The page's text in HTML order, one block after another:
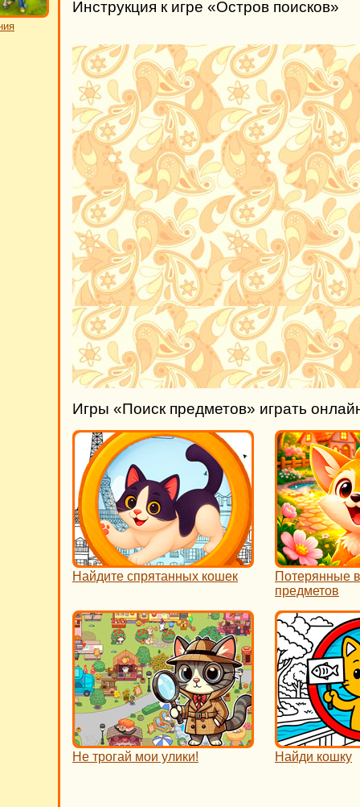
Инструкция к игре «Остров поисков»
Игры «Поиск предметов» играть
Найдите спрятанных кошек
Потерянные
предметов
Не трогай мои улики! Найди кошку